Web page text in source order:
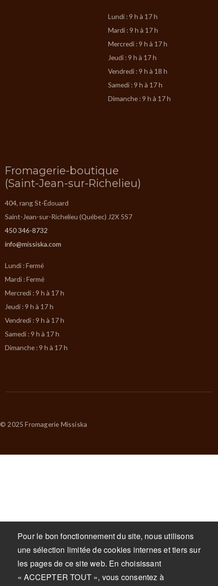
Lundi : 9 h à 17 h
Mardi : 9 h à 17 h
Mercredi : 9 h à 17 h
Jeudi : 9 h à 17 h
Vendredi : 9 h à 18 h
Samedi : 9 h à 17 h
Dimanche : 9 h à 17 h
Fromagerie-boutique
(Saint-Jean-sur-Richelieu)
404, rang St-Édouard
Saint-Jean-sur-Richelieu (Québec) J2X 5S7
450 346-8732
info@missiska.com
Lundi : Fermé
Mardi : Fermé
Mercredi : 9 h à 17 h
Jeudi : 9 h à 17 h
Vendredi : 9 h à 17 h
Samedi : 9 h à 17 h
Dimanche : 9 h à 17 h
Pour le bon fonctionnement du site, nous utilisons
une sélection limitée de cookies internes et tiers sur
les pages de ce site web. En choisissant
« ACCEPTER TOUT », vous consentez à
© 2025 Fromagerie Missiska